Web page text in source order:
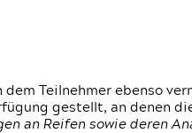
Teilnehmer ebenso
gestellt, an denen
an Reifen sowie deren